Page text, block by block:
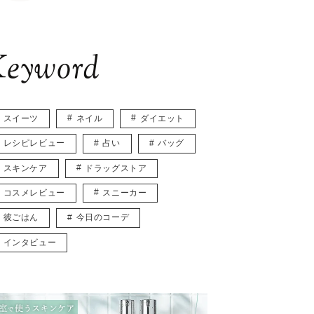
スイーツ ネイル ダイエット
レシピレビュー 占い バッグ
スキンケア ドラッグストア
コスメレビュー スニーカー
彼ごはん 今日のコーデ
インタビュー